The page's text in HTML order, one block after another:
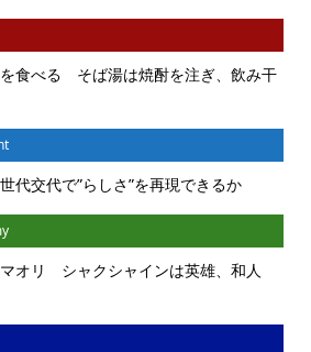
食べる そば湯は焼酎を注ぎ、飲み干
交代で”らしさ”を再現できるか
オリ シャクシャインは英雄、和人